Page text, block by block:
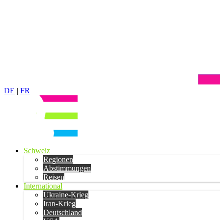
DE | FR
Schweiz
Regionen
Abstimmungen
Reisen
International
Ukraine-Krieg
Iran-Krieg
Deutschland